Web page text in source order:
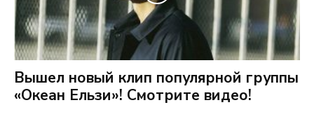
Вышел новый клип популярной группы
«Океан Ельзи»! Смотрите видео!